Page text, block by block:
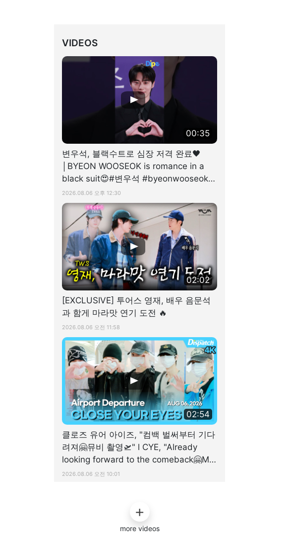
VIDEOS
00:35
변우석, 블랙수트로 심장 저격 완료🖤
│BYEON WOOSEOK is romance in a
black suit😍#변우석 #byeonwooseok #
청룡시리즈어워즈 #디스패치
2026.08.06 오후 12:30
02:02
[EXCLUSIVE] 투어스 영재, 배우 음문석
과 함게 마라맛 연기 도전 🔥
2026.08.06 오전 11:58
02:54
클로즈 유어 아이즈, "컴백 벌써부터 기다
려져🤗뮤비 촬영🛫" l CYE, "Already
looking forward to the comeback🤗MV
filming🛫" [공항]
2026.08.06 오전 10:01
more videos